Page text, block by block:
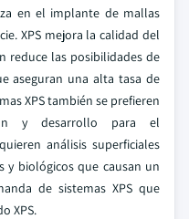
en el implante de mallas
XPS mejora la calidad del
reduce las posibilidades de
aseguran una alta tasa de
XPS también se prefieren
y desarrollo para el
análisis superficiales
y biológicos que causan un
de sistemas XPS que
XPS.